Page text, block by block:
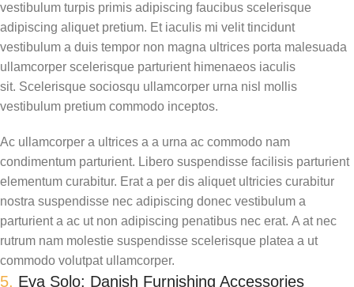
vestibulum turpis primis adipiscing faucibus scelerisque
adipiscing aliquet pretium. Et iaculis mi velit tincidunt
vestibulum a duis tempor non magna ultrices porta malesuada
ullamcorper scelerisque parturient himenaeos iaculis
sit. Scelerisque sociosqu ullamcorper urna nisl mollis
vestibulum pretium commodo inceptos.
Ac ullamcorper a ultrices a a urna ac commodo nam
condimentum parturient. Libero suspendisse facilisis parturient
elementum curabitur. Erat a per dis aliquet ultricies curabitur
nostra suspendisse nec adipiscing donec vestibulum a
parturient a ac ut non adipiscing penatibus nec erat. A at nec
rutrum nam molestie suspendisse scelerisque platea a ut
commodo volutpat ullamcorper.
5. Eva Solo: Danish Furnishing Accessories